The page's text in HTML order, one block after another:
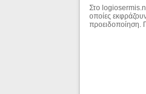
Στο
οποίες
προειδοποίηση.